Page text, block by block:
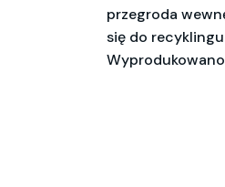
przegroda
się do